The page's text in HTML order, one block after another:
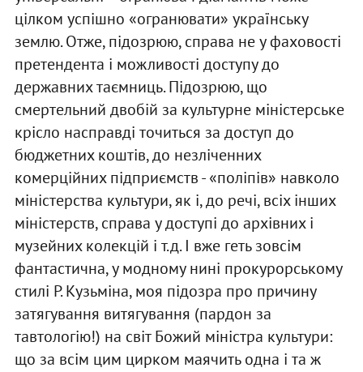
цілком успішно «огранювати» українську
землю. Отже, підозрюю, справа не у фаховості
претендента і можливості доступу до
державних таємниць. Підозрюю, що
смертельний двобій за культурне міністерське
крісло насправді точиться за доступ до
бюджетних коштів, до незліченних
комерційних підприємств - «поліпів» навколо
міністерства культури, як і, до речі, всіх інших
міністерств, справа у доступі до архівних і
музейних колекцій і т.д. І вже геть зовсім
фантастична, у модному нині прокурорському
стилі Р. Кузьміна, моя підозра про причину
затягування витягування (пардон за
тавтологію!) на світ Божий міністра культури:
що за всім цим цирком маячить одна і та ж